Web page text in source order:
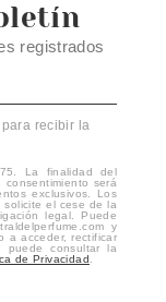
registrados
recibir la
La finalidad del
será
exclusivos. Los
solicite el cese de la
legal. Puede
y
a acceder, rectificar
puede consultar la
de Privacidad